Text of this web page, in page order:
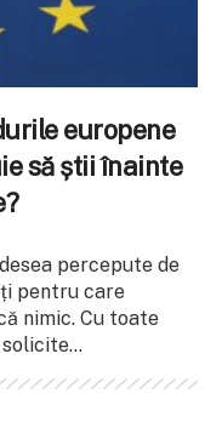
europene
să știi înainte
percepute de
pentru care
nimic. Cu toate